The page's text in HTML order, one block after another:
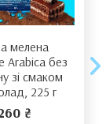
мелена
Arabica без
зі смаком
225 г
₴